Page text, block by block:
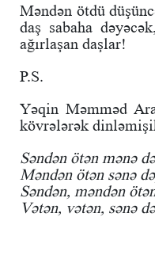
Məndən ötdü
daş sabaha
ağırlaşan daşlar!
P.S.
Yəqin Məmməd
kövrələrək
Səndən ötən mənə
Məndən ötən sənə
Səndən, məndən
Vətən, vətən, sənə